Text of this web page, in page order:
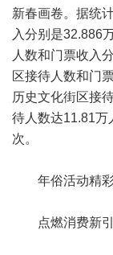
新春画卷。据统
入分别是32.886
人数和门票收入
区接待人数和门
历史文化街区接
待人数达11.81万
次。
年俗活动精彩
点燃消费新